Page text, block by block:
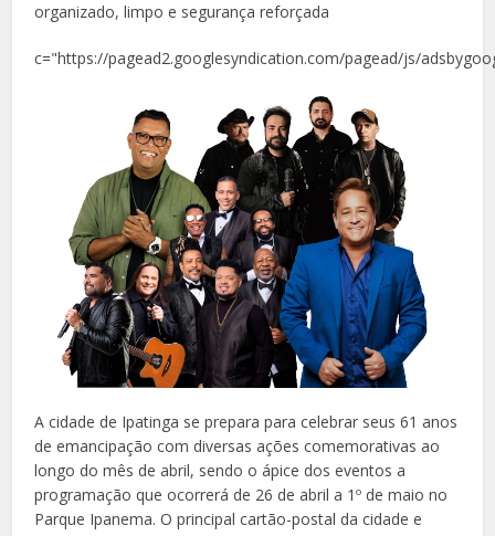
organizado, limpo e segurança reforçada
c="https://pagead2.googlesyndication.com/pagead/js/
A cidade de Ipatinga se prepara para celebrar seus 61 anos
de emancipação com diversas ações comemorativas ao
longo do mês de abril, sendo o ápice dos eventos a
programação que ocorrerá de 26 de abril a 1º de maio no
Parque Ipanema. O principal cartão-postal da cidade e